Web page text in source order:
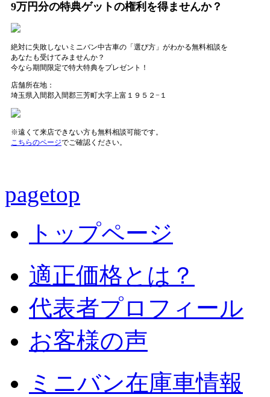
9万円分の特典ゲットの権利 を得ませんか？
絶対に失敗しないミニバン中古車の「選び方」がわかる無料相談を
あなたも受けてみませんか？
今なら期間限定で特大特典をプレゼント！
店舗所在地：
埼玉県入間郡入間郡三芳町大字上富１９５２−１
※遠くて来店できない方も無料相談可能です。
こちらのページでご確認ください。
pagetop
トップページ
適正価格とは？
代表者プロフィール
お客様の声
ミニバン在庫車情報